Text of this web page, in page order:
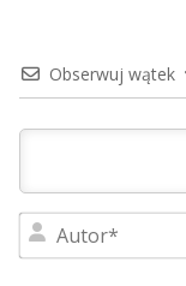
Obserwuj wątek